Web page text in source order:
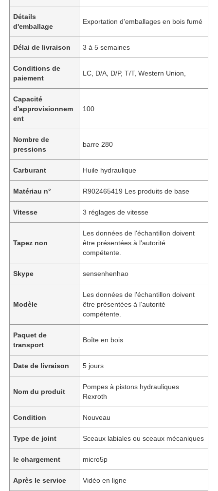
Détails
d'emballage
Exportation d'emballages en bois fumé
Délai de livraison 3 à 5 semaines
Conditions de
paiement
LC, D/A, D/P, T/T, Western Union,
Capacité
d'approvisionnem
ent
100
Nombre de
pressions
barre 280
Carburant Huile hydraulique
Matériau n° R902465419 Les produits de base
Vitesse 3 réglages de vitesse
Tapez non
Les données de l'échantillon doivent
être présentées à l'autorité
compétente.
Skype sensenhenhao
Modèle
Les données de l'échantillon doivent
être présentées à l'autorité
compétente.
Paquet de
transport
Boîte en bois
Date de livraison 5 jours
Nom du produit
Pompes à pistons hydrauliques
Rexroth
Condition Nouveau
Type de joint Sceaux labiales ou sceaux mécaniques
le chargement micro5p
Après le service Vidéo en ligne